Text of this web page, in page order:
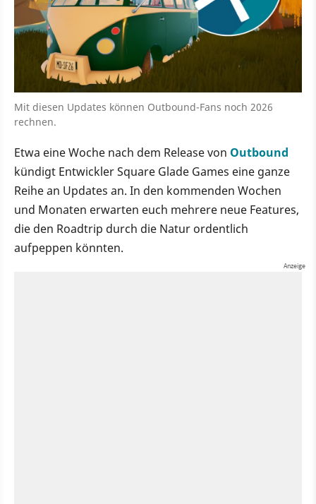
Mit diesen Updates können Outbound-Fans noch 2026
rechnen.
Etwa eine Woche nach dem Release von Outbound
kündigt Entwickler Square Glade Games eine ganze
Reihe an Updates an. In den kommenden Wochen
und Monaten erwarten euch mehrere neue Features,
die den Roadtrip durch die Natur ordentlich
aufpeppen könnten.